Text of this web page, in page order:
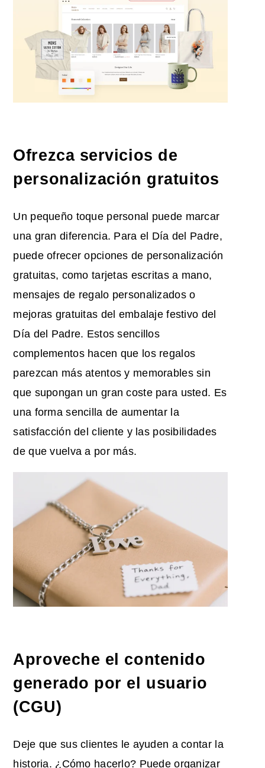
Ofrezca servicios de
personalización gratuitos
Un pequeño toque personal puede marcar
una gran diferencia. Para el Día del Padre,
puede ofrecer opciones de personalización
gratuitas, como tarjetas escritas a mano,
mensajes de regalo personalizados o
mejoras gratuitas del embalaje festivo del
Día del Padre. Estos sencillos
complementos hacen que los regalos
parezcan más atentos y memorables sin
que supongan un gran coste para usted. Es
una forma sencilla de aumentar la
satisfacción del cliente y las posibilidades
de que vuelva a por más.
Aproveche el contenido
generado por el usuario
(CGU)
Deje que sus clientes le ayuden a contar la
historia. ¿Cómo hacerlo? Puede organizar